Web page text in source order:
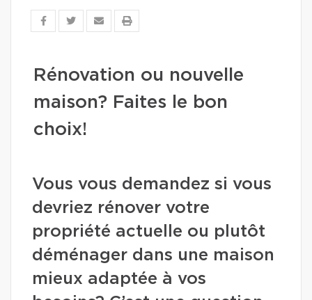
Rénovation ou nouvelle
maison? Faites le bon
choix!
Vous vous demandez si vous
devriez rénover votre
propriété actuelle ou plutôt
déménager dans une maison
mieux adaptée à vos